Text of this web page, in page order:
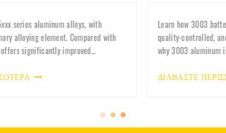
Learn how 3003 battery shell aluminum coil is manufactured,
quality-controlled, and used in EV battery housings. Discover
why 3003 aluminum is the preferred material for lithium
ΔΙΑΒΑΣΤΕ ΠΕΡΙΣΣΟΤΕΡΑ